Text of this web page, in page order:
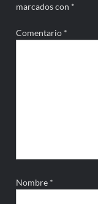
marcados con *
Comentario *
Nombre *